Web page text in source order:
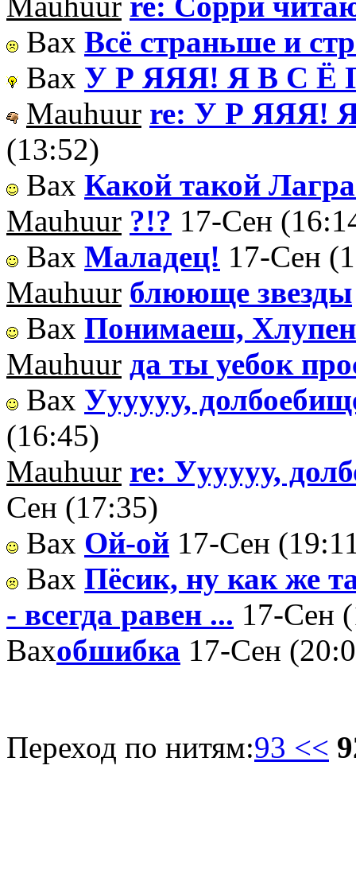
Вах Всё страньше и
Вах У Р ЯЯЯ! Я В С Ё
Mauhuur re: У Р ЯЯЯ!
(13:52)
Вах Какой такой
Mauhuur ?!? 17-Сен
Вах Маладец! 17-Сен
Mauhuur блююще звезды
Вах Понимаеш,
Mauhuur да ты уебок
Вах Уууууу,
(16:45)
Mauhuur re: Уууууу,
Сен (17:35)
Вах Ой-ой 17-Сен
Вах Пёсик, ну как же
- всегда равен ... 17-Сен
Вахобшибка 17-Сен
Переход по нитям:93 <<